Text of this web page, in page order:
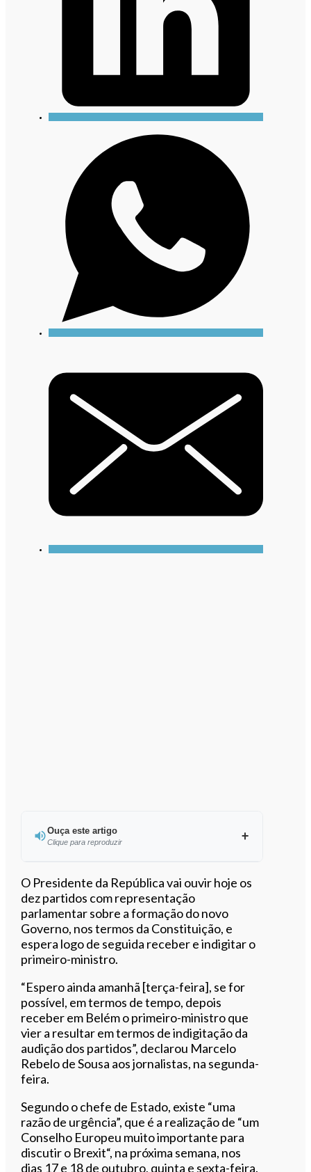
Ouça este artigo
Clique para reproduzir
Ouvir este artigo
O Presidente da República vai ouvir hoje os
dez partidos com representação
parlamentar sobre a formação do novo
Governo, nos termos da Constituição, e
espera logo de seguida receber e indigitar o
primeiro-ministro.
“Espero ainda amanhã [terça-feira], se for
possível, em termos de tempo, depois
receber em Belém o primeiro-ministro que
vier a resultar em termos deindigitaçãoda
audição dos partidos”, declarou Marcelo
Rebelo de Sousa aos jornalistas, na segunda-
feira.
Segundo o chefe de Estado, existe “uma
razão de urgência”, que é a realização de “um
Conselho Europeu muito importante para
discutir o Brexit“, na próxima semana, nos
dias 17 e 18 de outubro, quinta e sexta-feira.